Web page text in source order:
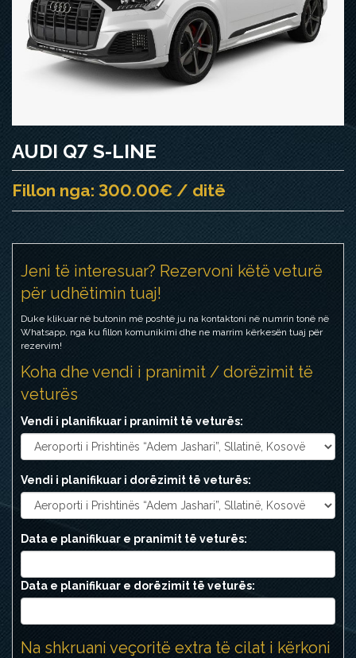
AUDI Q7 S-LINE
Fillon nga: 300.00€ / ditë
Jeni të interesuar? Rezervoni këtë veturë
për udhëtimin tuaj!
Duke klikuar në butonin më poshtë ju na kontaktoni në numrin tonë në
Whatsapp, nga ku fillon komunikimi dhe ne marrim kërkesën tuaj për
rezervim!
Koha dhe vendi i pranimit / dorëzimit të
veturës
Vendi i planifikuar i pranimit të veturës:
Vendi i planifikuar i dorëzimit të veturës:
Data e planifikuar e pranimit të veturës:
Data e planifikuar e dorëzimit të veturës:
Na shkruani veçoritë extra të cilat i kërkoni